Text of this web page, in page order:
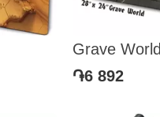
Grave World
֏6 892